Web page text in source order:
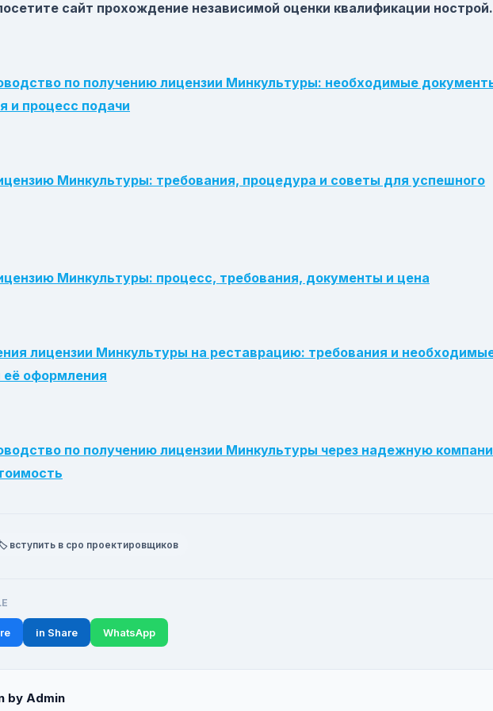
сайт прохождение независимой оценки квалификации нострой.
по получению лицензии Минкультуры: необходимые
и процесс подачи
Минкультуры: требования, процедура и советы для успешного
Минкультуры: процесс, требования, документы и цена
лицензии Минкультуры на реставрацию: требования и
оформления
по получению лицензии Минкультуры через надежную
вступить в сро проектировщиков
in Share WhatsApp
by Admin